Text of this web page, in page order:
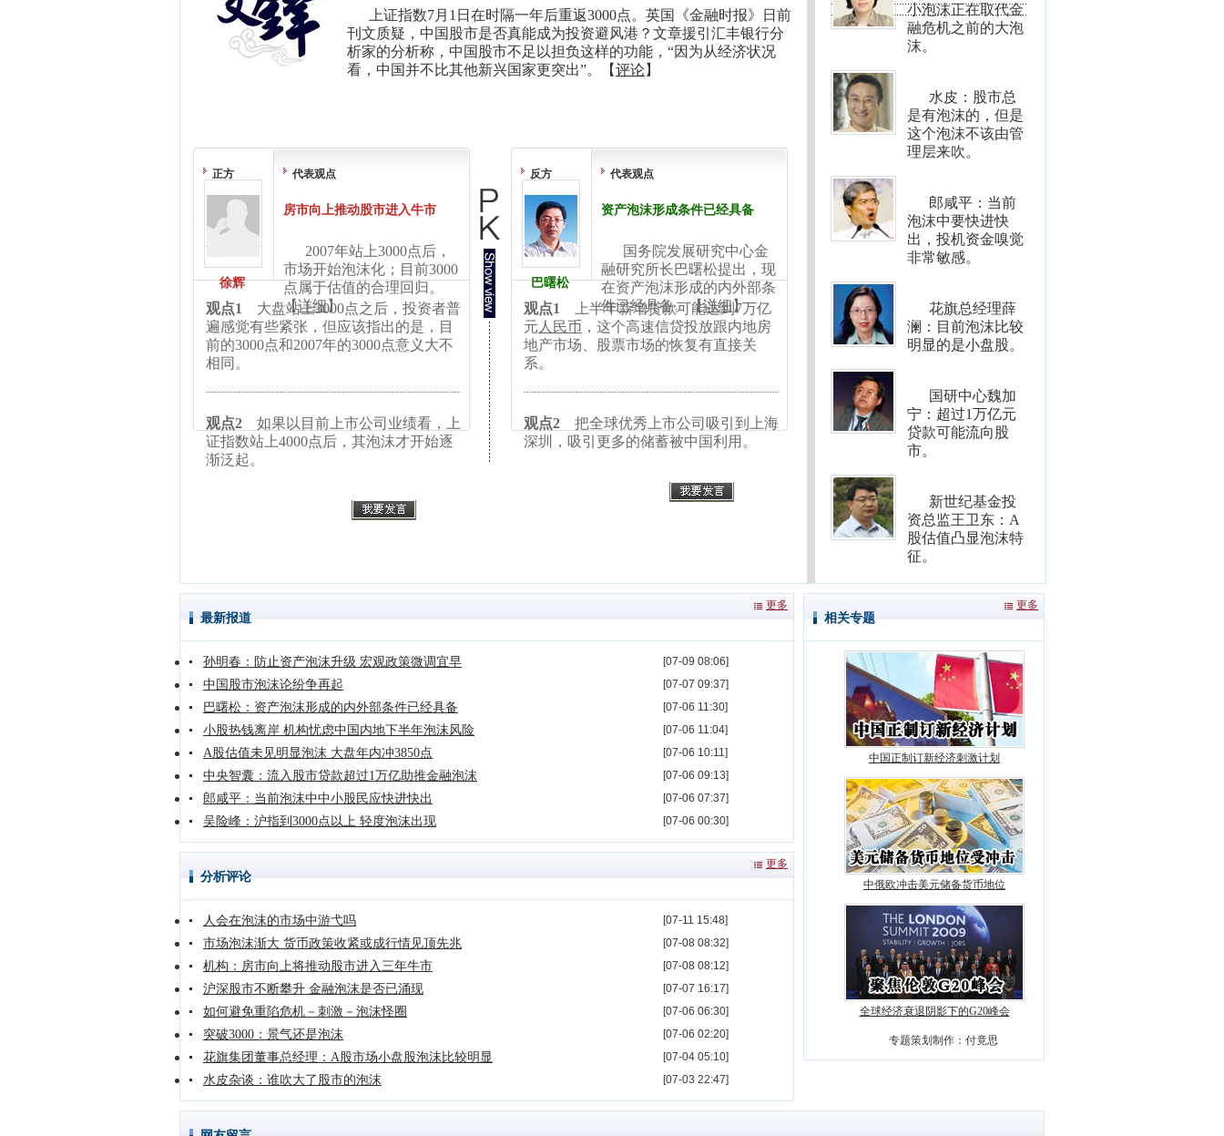
上证指数7月1日在时隔一年后重返3000点。英国《金融时报》日前
刊文质疑，中国股市是否真能成为投资避风港？文章援引汇丰银行分
析家的分析称，中国股市不足以担负这样的功能，“因为从经济状况
看，中国并不比其他新兴国家更突出”。【评论】
正方
徐辉
代表观点
房市向上推动股市进入牛市
2007年站上3000点后，
市场开始泡沫化；目前3000
点属于估值的合理回归。
【详细】
观点1
大盘站上3000点之后，投资者普
遍感觉有些紧张，但应该指出的是，目
前的3000点和2007年的3000点意义大不
相同。
观点2
如果以目前上市公司业绩看，上
证指数站上4000点后，其泡沫才开始逐
渐泛起。
反方
巴曙松
代表观点
资产泡沫形成条件已经具备
国务院发展研究中心金
融研究所长巴曙松提出，现
在资产泡沫形成的内外部条
件已经具备。【详细】
观点1
上半年新增贷款可能达到7万亿
元 人民币 ，这个高速信贷投放跟内地房
地产市场、股票市场的恢复有直接关
系。
观点2
把全球优秀上市公司吸引到上海
深圳，吸引更多的储蓄被中国利用。
小泡沫正在取代金
融危机之前的大泡
沫。
水皮：股市总
是有泡沫的，但是
这个泡沫不该由管
理层来吹。
郎咸平：当前
泡沫中要快进快
出，投机资金嗅觉
非常敏感。
花旗总经理薛
澜：目前泡沫比较
明显的是小盘股。
国研中心魏加
宁：超过1万亿元
贷款可能流向股
市。
新世纪基金投
资总监王卫东：A
股估值凸显泡沫特
征。
最新报道
更多
[07-09 08:06]
孙明春：防止资产泡沫升级 宏观政策微调宜早
[07-07 09:37]
中国股市泡沫论纷争再起
[07-06 11:30]
巴曙松：资产泡沫形成的内外部条件已经具备
[07-06 11:04]
小股热钱离岸 机构忧虑中国内地下半年泡沫风险
[07-06 10:11]
A股估值未见明显泡沫 大盘年内冲3850点
[07-06 09:13]
中央智囊：流入股市贷款超过1万亿助推金融泡沫
[07-06 07:37]
郎咸平：当前泡沫中中小股民应快进快出
[07-06 00:30]
吴险峰：沪指到3000点以上 轻度泡沫出现
分析评论
更多
[07-11 15:48]
人会在泡沫的市场中游弋吗
[07-08 08:32]
市场泡沫渐大 货币政策收紧或成行情见顶先兆
[07-08 08:12]
机构：房市向上将推动股市进入三年牛市
[07-07 16:17]
沪深股市不断攀升 金融泡沫是否已涌现
[07-06 06:30]
如何避免重陷危机－刺激－泡沫怪圈
[07-06 02:20]
突破3000：景气还是泡沫
[07-04 05:10]
花旗集团董事总经理：A股市场小盘股泡沫比较明显
[07-03 22:47]
水皮杂谈：谁吹大了股市的泡沫
相关专题
更多
中国正制订新经济刺激计划
中俄欧冲击美元储备货币地位
全球经济衰退阴影下的G20峰会
专题策划制作：付竟思